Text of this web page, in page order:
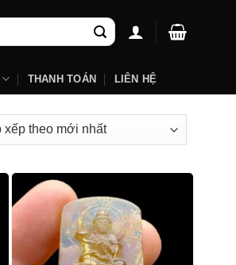
THANH TOÁN LIÊN HỆ